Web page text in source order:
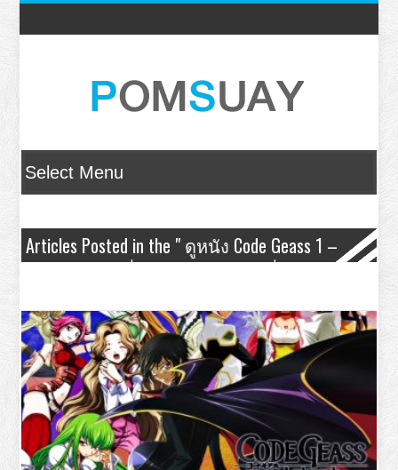
Articles Posted in the " ดูหนัง Code Geass 1 –
โค้ด กีอัส บทที่ 1 หนทางแห่งการตื่น " Category